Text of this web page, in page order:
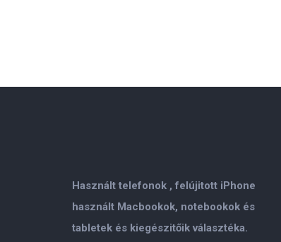
Használt telefonok , felújitott iPhone
használt Macbookok, notebookok és
tabletek és kiegészitőik választéka.